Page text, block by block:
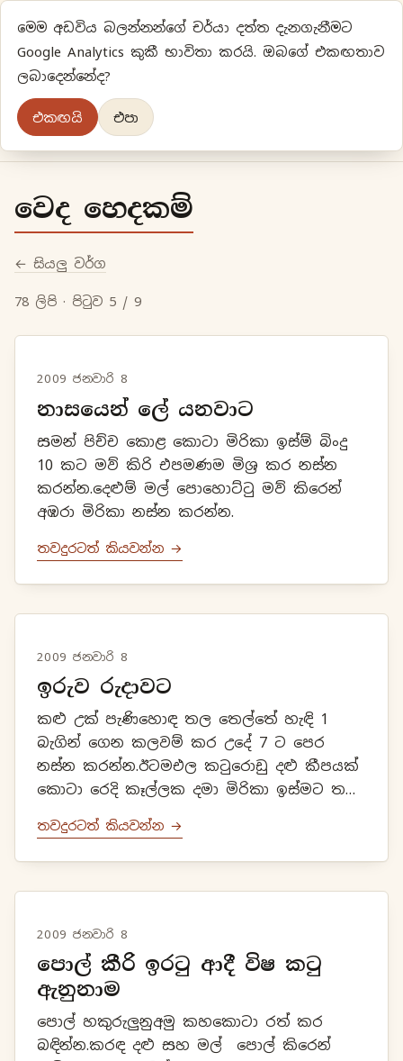
ප්‍රියානිගේ අදහස්‍...
මුල් පිටුවවර්ගීකරණ
වෙද හෙදකම්
← සියලු වර්ග
78 ලිපි · පිටුව 5 / 9
2009 ජනවාරි 8
නාසයෙන් ලේ යනවාට
සමන් පිච්ච කොළ කොටා මිරිකා ඉස්ම් බිංදු
10 කට මව් කිරි එපමණම මිශ්‍ර කර නස්න
කරන්න.දෙළුම් මල් පොහොට්ටු මව් කිරෙන්
අඹරා මිරිකා නස්න කරන්න.
තවදුරටත් කියවන්න →
2009 ජනවාරි 8
ඉරුව රුදාවට
කළු උක් පැණිහොඳ තල තෙල්තේ හැඳි 1
බැගින් ගෙන කලවම් කර උදේ 7 ට පෙර
නස්න කරන්න.ඊටමඑල කටුරොඩු දළු කීපයක්
කොටා රෙදි කෑල්ලක දමා මිරිකා ඉස්මට තල
තෙල් එපමණම දමා නස්න කරන්න.
තවදුරටත් කියවන්න →
2009 ජනවාරි 8
පොල් කීරි ඉරටු ආදී විෂ කටු
ඇනුනාම
පොල් හකුරුලුනුඅමු කහකොටා රත් කර
බඳින්න.කරඳ දළු සහ මල් පොල් කිරෙන්
මෙම අඩවිය බලන්නන්ගේ චර්යා දත්ත දැනගැනීමට
Google Analytics කුකී භාවිතා කරයි. ඔබගේ එකඟතාව
ලබාදෙන්නේද?
එකඟයි එපා